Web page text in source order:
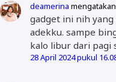
deamerina
gadget ini nih
adekku. sampe
kalo libur dari pagi
28 April 2024 pukul